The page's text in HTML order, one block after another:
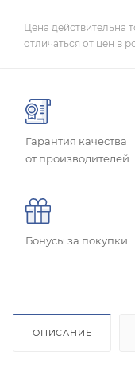
Цена действительна
отличаться от цен в
Гарантия качества
от производителей
Бонусы за покупки
ОПИСАНИЕ